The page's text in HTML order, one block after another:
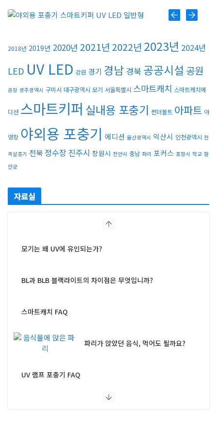
스마트키퍼 UV LED 고급형
스마트캐치
2018년 2019년 2020년 2021년 2022년 2023년 2024년
LED UV LED 강원 경기 경남 경북 공공시설 공원
공장 광주광역시 구미시 대구광역시 모기 서울특별시 스마트캐치 스마트캐치에
디션 스마트키퍼 실내용 포충기 썬더볼트 아파트 야
영장 야외용 포충기 에디션 울산광역시 익산시 인천광역시 전
격살충기 전북 정수장 진주시 창원시 천안시 충남 파리 포커스 포항시 학교 함
안군
자료실
모기는 왜 UV에 유인되는가?
BL과 BLB 블랙라이트의 차이점은 무엇입니까?
스마트캐치 FAQ
파리가 앉았던 음식, 먹어도 될까요?
UV 램프 포충기 FAQ